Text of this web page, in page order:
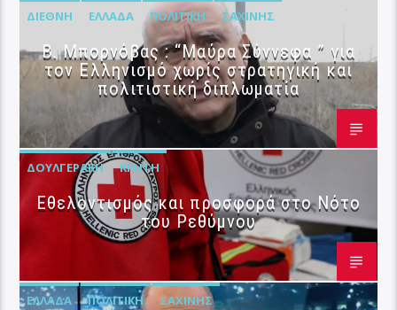
ΔΙΕΘΝΉ ΕΛΛΆΔΑ ΠΟΛΙΤΙΚΉ ΣΑΧΊΝΗΣ
B. Μπορνόβας : “Μαύρα Σύννεφα ” για
τον Ελληνισμό χωρίς στρατηγική και
πολιτιστική διπλωματία
ΔΟΥΛΓΕΡΆΚΗ ΚΡΉΤΗ
Εθελοντισμός και προσφορά στο Νότο
του Ρεθύμνου
ΕΛΛΆΔΑ ΠΟΛΙΤΙΚΉ ΣΑΧΊΝΗΣ